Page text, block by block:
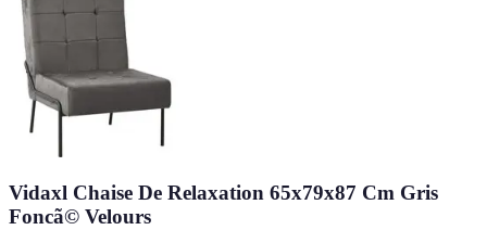
Vidaxl Chaise De Relaxation 65x79x87 Cm Gris
Foncã© Velours